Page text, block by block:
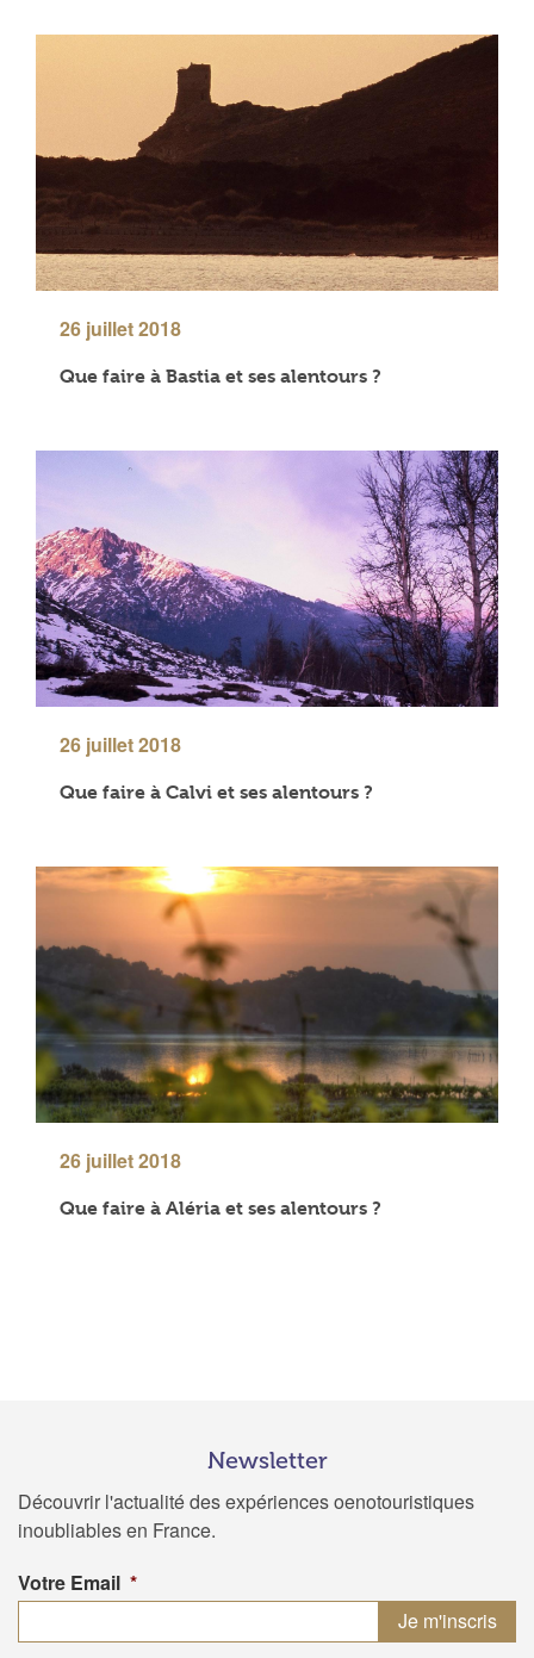
26 juillet 2018
Que faire à Bastia et ses alentours ?
26 juillet 2018
Que faire à Calvi et ses alentours ?
26 juillet 2018
Que faire à Aléria et ses alentours ?
Newsletter
Découvrir l'actualité des expériences oenotouristiques
inoubliables en France.
Votre Email *